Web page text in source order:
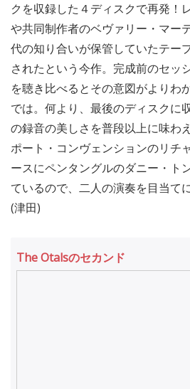
クを収録した４ディスクで再発！
や共同制作者のベヴァリー・マー
代の知り合いが保管していたテー
されたという今作。完成前のセッ
を聴き比べるとその意図がよりわ
では。何より、最後のディスクに
の録音の美しさを普段以上に味わ
ポート・コンヴェンションのリチ
ースにペンタングルのダニー・ト
ているので、二人の演奏を目当て
(津田)
The Otalsのセカンド